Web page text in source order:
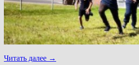
Читать далее →